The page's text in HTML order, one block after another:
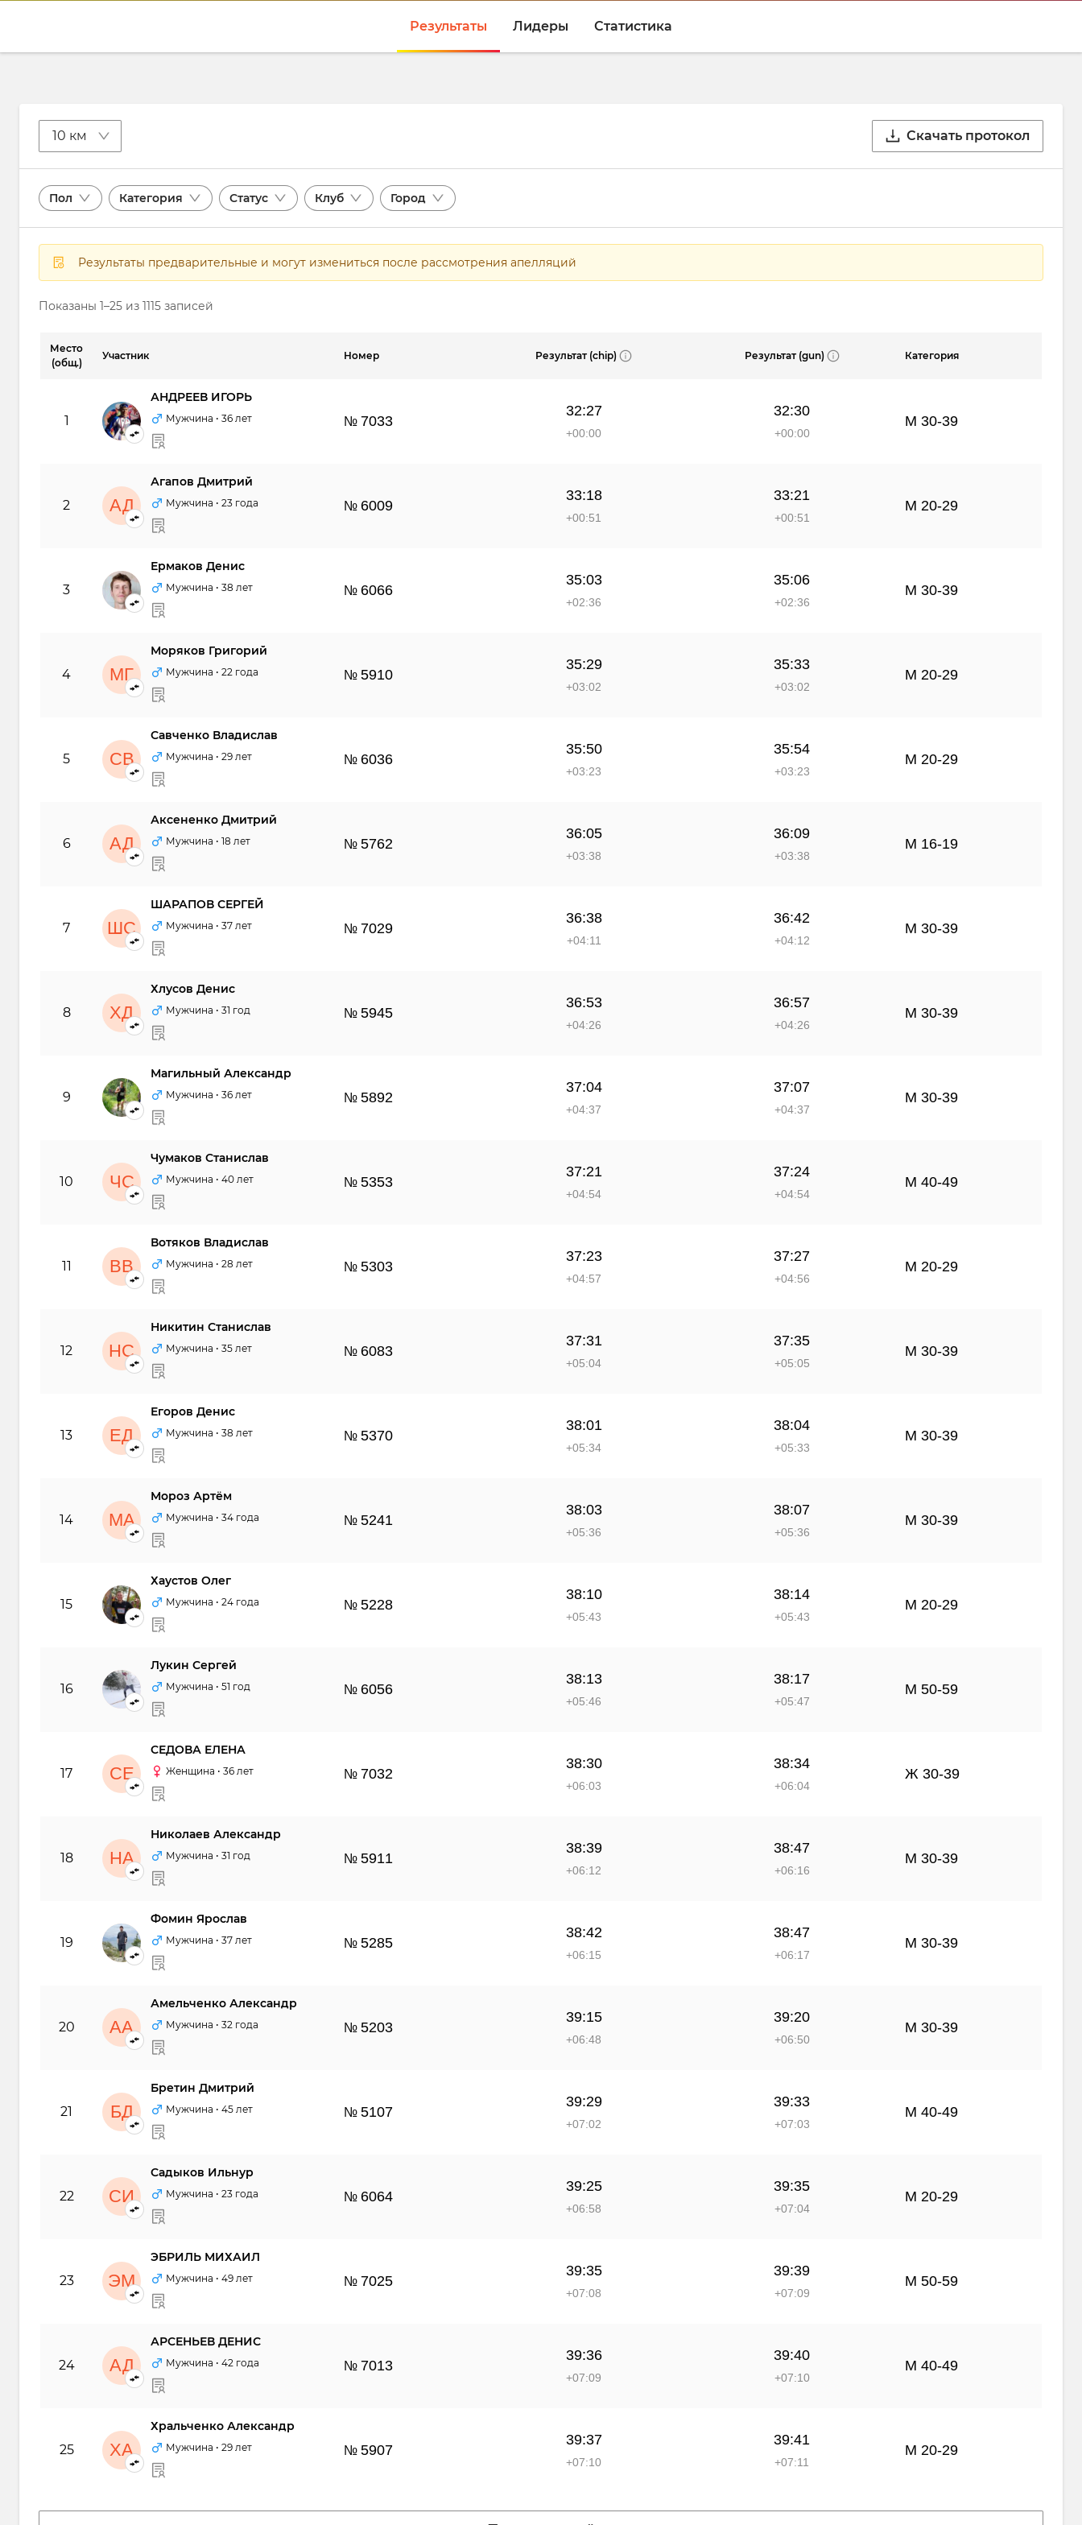
Результаты Лидеры Статистика
10 км Скачать протокол
Пол Категория Статус Клуб Город
Результаты предварительные и могут измениться после рассмотрения апелляций
Показаны 1–25 из 1115 записей
Место
(общ.)
Участник Номер Результат (chip) Результат (gun) Категория
1 АИ
АНДРЕЕВ ИГОРЬ
Мужчина • 36 лет № 7033
32:27
+00:00
32:30
+00:00
М 30-39
2 АД
Агапов Дмитрий
Мужчина • 23 года № 6009
33:18
+00:51
33:21
+00:51
М 20-29
3 ЕД
Ермаков Денис
Мужчина • 38 лет № 6066
35:03
+02:36
35:06
+02:36
М 30-39
4 МГ
Моряков Григорий
Мужчина • 22 года № 5910
35:29
+03:02
35:33
+03:02
М 20-29
5 СВ
Савченко Владислав
Мужчина • 29 лет № 6036
35:50
+03:23
35:54
+03:23
М 20-29
6 АД
Аксененко Дмитрий
Мужчина • 18 лет № 5762
36:05
+03:38
36:09
+03:38
М 16-19
7 ШС
ШАРАПОВ СЕРГЕЙ
Мужчина • 37 лет № 7029
36:38
+04:11
36:42
+04:12
М 30-39
8 ХД
Хлусов Денис
Мужчина • 31 год № 5945
36:53
+04:26
36:57
+04:26
М 30-39
9 МА
Магильный Александр
Мужчина • 36 лет № 5892
37:04
+04:37
37:07
+04:37
М 30-39
10 ЧС
Чумаков Станислав
Мужчина • 40 лет № 5353
37:21
+04:54
37:24
+04:54
М 40-49
11 ВВ
Вотяков Владислав
Мужчина • 28 лет № 5303
37:23
+04:57
37:27
+04:56
М 20-29
12 НС
Никитин Станислав
Мужчина • 35 лет № 6083
37:31
+05:04
37:35
+05:05
М 30-39
13 ЕД
Егоров Денис
Мужчина • 38 лет № 5370
38:01
+05:34
38:04
+05:33
М 30-39
14 МА
Мороз Артём
Мужчина • 34 года № 5241
38:03
+05:36
38:07
+05:36
М 30-39
15 ХО
Хаустов Олег
Мужчина • 24 года № 5228
38:10
+05:43
38:14
+05:43
М 20-29
16 ЛС
Лукин Сергей
Мужчина • 51 год № 6056
38:13
+05:46
38:17
+05:47
М 50-59
17 СЕ
СЕДОВА ЕЛЕНА
Женщина • 36 лет № 7032
38:30
+06:03
38:34
+06:04
Ж 30-39
18 НА
Николаев Александр
Мужчина • 31 год № 5911
38:39
+06:12
38:47
+06:16
М 30-39
19 ФЯ
Фомин Ярослав
Мужчина • 37 лет № 5285
38:42
+06:15
38:47
+06:17
М 30-39
20 АА
Амельченко Александр
Мужчина • 32 года № 5203
39:15
+06:48
39:20
+06:50
М 30-39
21 БД
Бретин Дмитрий
Мужчина • 45 лет № 5107
39:29
+07:02
39:33
+07:03
М 40-49
22 СИ
Садыков Ильнур
Мужчина • 23 года № 6064
39:25
+06:58
39:35
+07:04
М 20-29
23 ЭМ
ЭБРИЛЬ МИХАИЛ
Мужчина • 49 лет № 7025
39:35
+07:08
39:39
+07:09
М 50-59
24 АД
АРСЕНЬЕВ ДЕНИС
Мужчина • 42 года № 7013
39:36
+07:09
39:40
+07:10
М 40-49
25 ХА
Хральченко Александр
Мужчина • 29 лет № 5907
39:37
+07:10
39:41
+07:11
М 20-29